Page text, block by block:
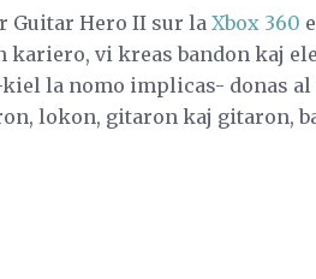
Guitar Hero II sur la Xbox 360
kariero, vi kreas bandon kaj
kiel la nomo implicas- donas
lokon, gitaron kaj gitaron,